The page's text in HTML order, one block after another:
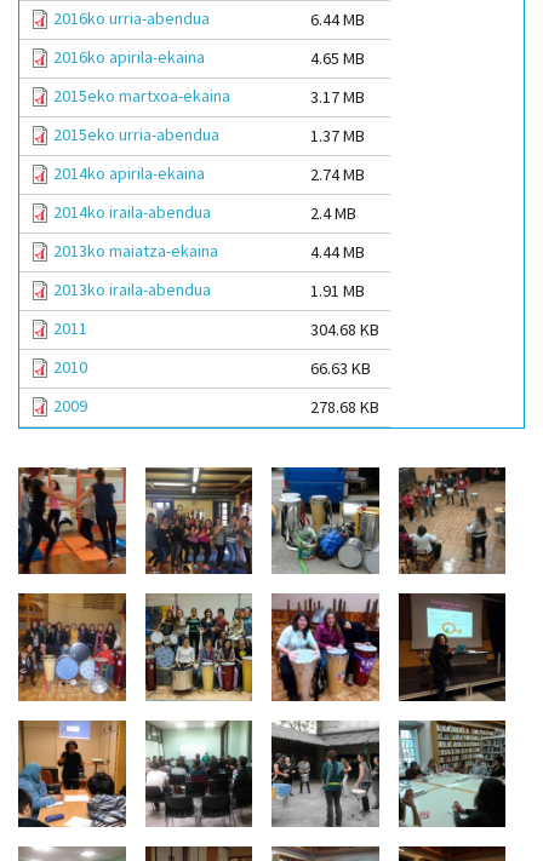
2016ko urria-abendua
6.44 MB
2016ko apirila-ekaina
4.65 MB
2015eko martxoa-ekaina
3.17 MB
2015eko urria-abendua
1.37 MB
2014ko apirila-ekaina
2.74 MB
2014ko iraila-abendua
2.4 MB
2013ko maiatza-ekaina
4.44 MB
2013ko iraila-abendua
1.91 MB
2011
304.68 KB
2010
66.63 KB
2009
278.68 KB